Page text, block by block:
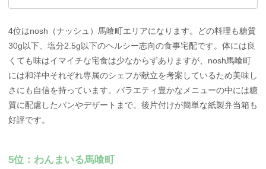
4位はnosh（ナッシュ）馬喰町エリアになります。どの料理も糖質
30g以下、塩分2.5g以下のヘルシー志向の食事宅配です。体には良
くても味はイマイチな宅食は少なからずありますが、nosh馬喰町
には和洋中それぞれ専属のシェフが献立を考案しているため美味し
さにも自信を持っています。バラエティ豊かなメニューの中には糖
質に配慮したパンやデザートまで。後片付けが簡単な紙製弁当箱も
好評です。
5位：わんまいる馬喰町